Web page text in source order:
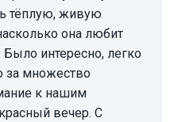
тёплую, живую
она любит
Было интересно, легко
за множество
к нашим
вечер. С